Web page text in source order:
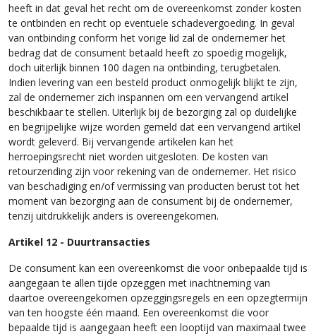
heeft in dat geval het recht om de overeenkomst zonder kosten
te ontbinden en recht op eventuele schadevergoeding. In geval
van ontbinding conform het vorige lid zal de ondernemer het
bedrag dat de consument betaald heeft zo spoedig mogelijk,
doch uiterlijk binnen 100 dagen na ontbinding, terugbetalen.
Indien levering van een besteld product onmogelijk blijkt te zijn,
zal de ondernemer zich inspannen om een vervangend artikel
beschikbaar te stellen. Uiterlijk bij de bezorging zal op duidelijke
en begrijpelijke wijze worden gemeld dat een vervangend artikel
wordt geleverd. Bij vervangende artikelen kan het
herroepingsrecht niet worden uitgesloten. De kosten van
retourzending zijn voor rekening van de ondernemer. Het risico
van beschadiging en/of vermissing van producten berust tot het
moment van bezorging aan de consument bij de ondernemer,
tenzij uitdrukkelijk anders is overeengekomen.
Artikel 12 - Duurtransacties
De consument kan een overeenkomst die voor onbepaalde tijd is
aangegaan te allen tijde opzeggen met inachtneming van
daartoe overeengekomen opzeggingsregels en een opzegtermijn
van ten hoogste één maand. Een overeenkomst die voor
bepaalde tijd is aangegaan heeft een looptijd van maximaal twee